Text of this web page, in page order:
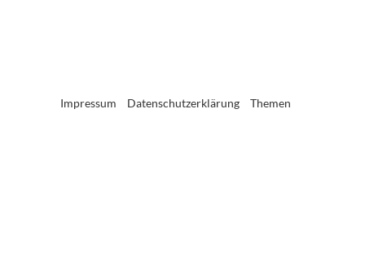
Impressum Datenschutzerklärung Themen